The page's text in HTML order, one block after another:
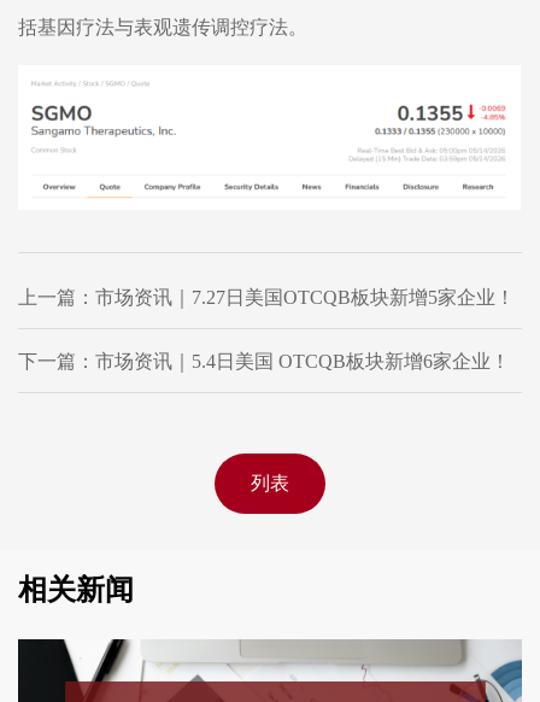
括基因疗法与表观遗传调控疗法。
上一篇：市场资讯｜7.27日美国OTCQB板块新增5家企业！
下一篇：市场资讯｜5.4日美国 OTCQB板块新增6家企业！
列表
相关新闻